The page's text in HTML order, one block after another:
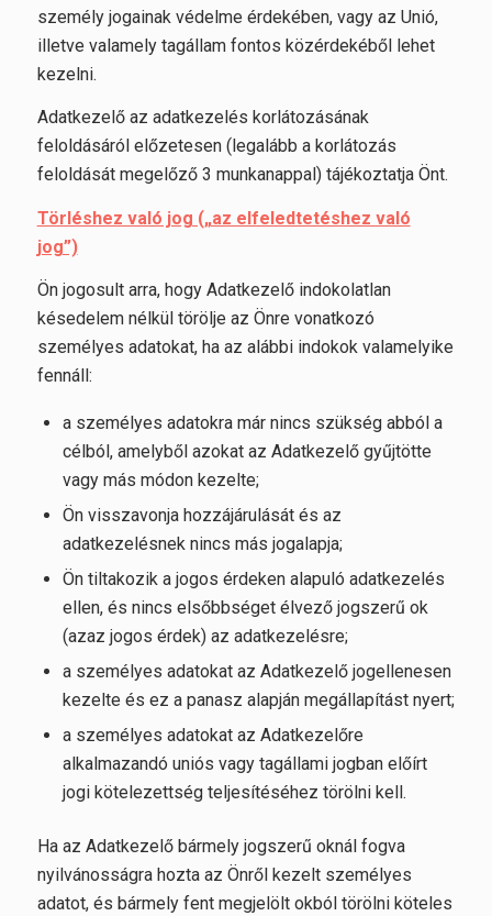
személy jogainak védelme érdekében, vagy az Unió,
illetve valamely tagállam fontos közérdekéből lehet
kezelni.
Adatkezelő az adatkezelés korlátozásának
feloldásáról előzetesen (legalább a korlátozás
feloldását megelőző 3 munkanappal) tájékoztatja Önt.
Törléshez való jog („az elfeledtetéshez való
jog”)
Ön jogosult arra, hogy Adatkezelő indokolatlan
késedelem nélkül törölje az Önre vonatkozó
személyes adatokat, ha az alábbi indokok valamelyike
fennáll:
a személyes adatokra már nincs szükség abból a
célból, amelyből azokat az Adatkezelő gyűjtötte
vagy más módon kezelte;
Ön visszavonja hozzájárulását és az
adatkezelésnek nincs más jogalapja;
Ön tiltakozik a jogos érdeken alapuló adatkezelés
ellen, és nincs elsőbbséget élvező jogszerű ok
(azaz jogos érdek) az adatkezelésre;
a személyes adatokat az Adatkezelő jogellenesen
kezelte és ez a panasz alapján megállapítást nyert;
a személyes adatokat az Adatkezelőre
alkalmazandó uniós vagy tagállami jogban előírt
jogi kötelezettség teljesítéséhez törölni kell.
Ha az Adatkezelő bármely jogszerű oknál fogva
nyilvánosságra hozta az Önről kezelt személyes
adatot, és bármely fent megjelölt okból törölni köteles